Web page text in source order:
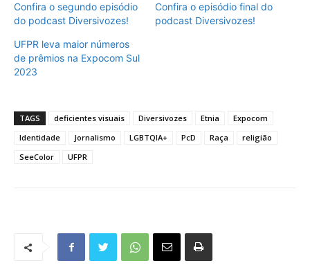
Confira o segundo episódio
do podcast Diversivozes!
Confira o episódio final do
podcast Diversivozes!
UFPR leva maior números
de prêmios na Expocom Sul
2023
TAGS deficientes visuais Diversivozes Etnia
Expocom
Identidade
Jornalismo LGBTQIA+ PcD Raça
religião
SeeColor
UFPR